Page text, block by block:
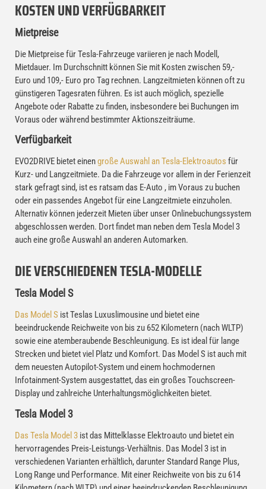
KOSTEN UND VERFÜGBARKEIT
Mietpreise
Die Mietpreise für Tesla-Fahrzeuge variieren je nach Modell,
Mietdauer. Im Durchschnitt können Sie mit Kosten zwischen 59,-
Euro und 109,- Euro pro Tag rechnen. Langzeitmieten können oft zu
günstigeren Tagesraten führen. Es ist auch möglich, spezielle
Angebote oder Rabatte zu finden, insbesondere bei Buchungen im
Voraus oder während bestimmter Aktionszeiträume.
Verfügbarkeit
EVO2DRIVE bietet einengroße Auswahl an Tesla-Elektroautos für
Kurz- und Langzeitmiete. Da die Fahrzeuge vor allem in der Ferienzeit
stark gefragt sind, ist es ratsam das E-Auto , im Voraus zu buchen
oder ein passendes Angebot für eine Langzeitmiete einzuholen.
Alternativ können jederzeit Mieten über unser Onlinebuchungssystem
abgeschlossen werden. Dort findet man neben dem Tesla Model 3
auch eine große Auswahl an anderen Automarken.
DIE VERSCHIEDENEN TESLA-MODELLE
Tesla Model S
Das Model S ist Teslas Luxuslimousine und bietet eine
beeindruckende Reichweite von bis zu 652 Kilometern (nach WLTP)
sowie eine atemberaubende Beschleunigung. Es ist ideal für lange
Strecken und bietet viel Platz und Komfort. Das Model S ist auch mit
dem neuesten Autopilot-System und einem hochmodernen
Infotainment-System ausgestattet, das ein großes Touchscreen-
Display und zahlreiche Unterhaltungsmöglichkeiten bietet.
Tesla Model 3
Das Tesla Model 3 ist das Mittelklasse Elektroauto und bietet ein
hervorragendes Preis-Leistungs-Verhältnis. Das Model 3 ist in
verschiedenen Varianten erhältlich, darunter Standard Range Plus,
Long Range und Performance. Mit einer Reichweite von bis zu 614